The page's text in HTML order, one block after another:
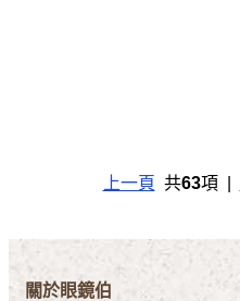
上一頁 共63項 |
關於眼鏡伯